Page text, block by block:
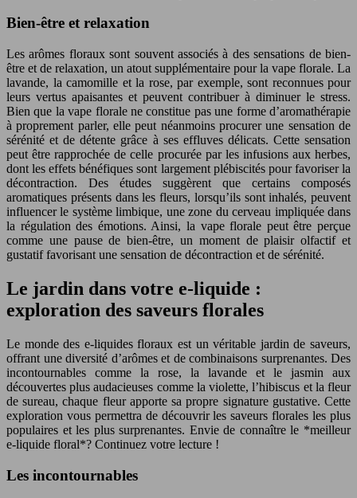
Bien-être et relaxation
Les arômes floraux sont souvent associés à des sensations de bien-
être et de relaxation, un atout supplémentaire pour la vape florale. La
lavande, la camomille et la rose, par exemple, sont reconnues pour
leurs vertus apaisantes et peuvent contribuer à diminuer le stress.
Bien que la vape florale ne constitue pas une forme d’aromathérapie
à proprement parler, elle peut néanmoins procurer une sensation de
sérénité et de détente grâce à ses effluves délicats. Cette sensation
peut être rapprochée de celle procurée par les infusions aux herbes,
dont les effets bénéfiques sont largement plébiscités pour favoriser la
décontraction. Des études suggèrent que certains composés
aromatiques présents dans les fleurs, lorsqu’ils sont inhalés, peuvent
influencer le système limbique, une zone du cerveau impliquée dans
la régulation des émotions. Ainsi, la vape florale peut être perçue
comme une pause de bien-être, un moment de plaisir olfactif et
gustatif favorisant une sensation de décontraction et de sérénité.
Le jardin dans votre e-liquide :
exploration des saveurs florales
Le monde des e-liquides floraux est un véritable jardin de saveurs,
offrant une diversité d’arômes et de combinaisons surprenantes. Des
incontournables comme la rose, la lavande et le jasmin aux
découvertes plus audacieuses comme la violette, l’hibiscus et la fleur
de sureau, chaque fleur apporte sa propre signature gustative. Cette
exploration vous permettra de découvrir les saveurs florales les plus
populaires et les plus surprenantes. Envie de connaître le *meilleur
e-liquide floral*? Continuez votre lecture !
Les incontournables